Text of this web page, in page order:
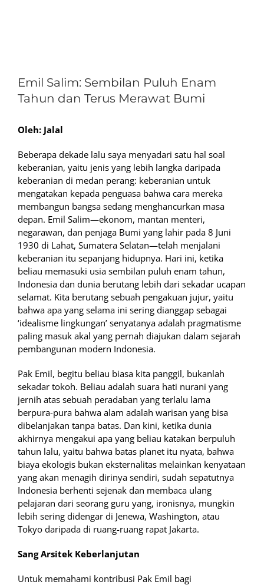
Larger
Image
Emil Salim: Sembilan Puluh Enam
Tahun dan Terus Merawat Bumi
Oleh: Jalal
Beberapa dekade lalu saya menyadari satu hal soal
keberanian, yaitu jenis yang lebih langka daripada
keberanian di medan perang: keberanian untuk
mengatakan kepada penguasa bahwa cara mereka
membangun bangsa sedang menghancurkan masa
depan. Emil Salim—ekonom, mantan menteri,
negarawan, dan penjaga Bumi yang lahir pada 8 Juni
1930 di Lahat, Sumatera Selatan—telah menjalani
keberanian itu sepanjang hidupnya. Hari ini, ketika
beliau memasuki usia sembilan puluh enam tahun,
Indonesia dan dunia berutang lebih dari sekadar ucapan
selamat. Kita berutang sebuah pengakuan jujur, yaitu
bahwa apa yang selama ini sering dianggap sebagai
‘idealisme lingkungan’ senyatanya adalah pragmatisme
paling masuk akal yang pernah diajukan dalam sejarah
pembangunan modern Indonesia.
Pak Emil, begitu beliau biasa kita panggil, bukanlah
sekadar tokoh. Beliau adalah suara hati nurani yang
jernih atas sebuah peradaban yang terlalu lama
berpura-pura bahwa alam adalah warisan yang bisa
dibelanjakan tanpa batas. Dan kini, ketika dunia
akhirnya mengakui apa yang beliau katakan berpuluh
tahun lalu, yaitu bahwa batas planet itu nyata, bahwa
biaya ekologis bukan eksternalitas melainkan kenyataan
yang akan menagih dirinya sendiri, sudah sepatutnya
Indonesia berhenti sejenak dan membaca ulang
pelajaran dari seorang guru yang, ironisnya, mungkin
lebih sering didengar di Jenewa, Washington, atau
Tokyo daripada di ruang-ruang rapat Jakarta.
Sang Arsitek Keberlanjutan
Untuk memahami kontribusi Pak Emil bagi